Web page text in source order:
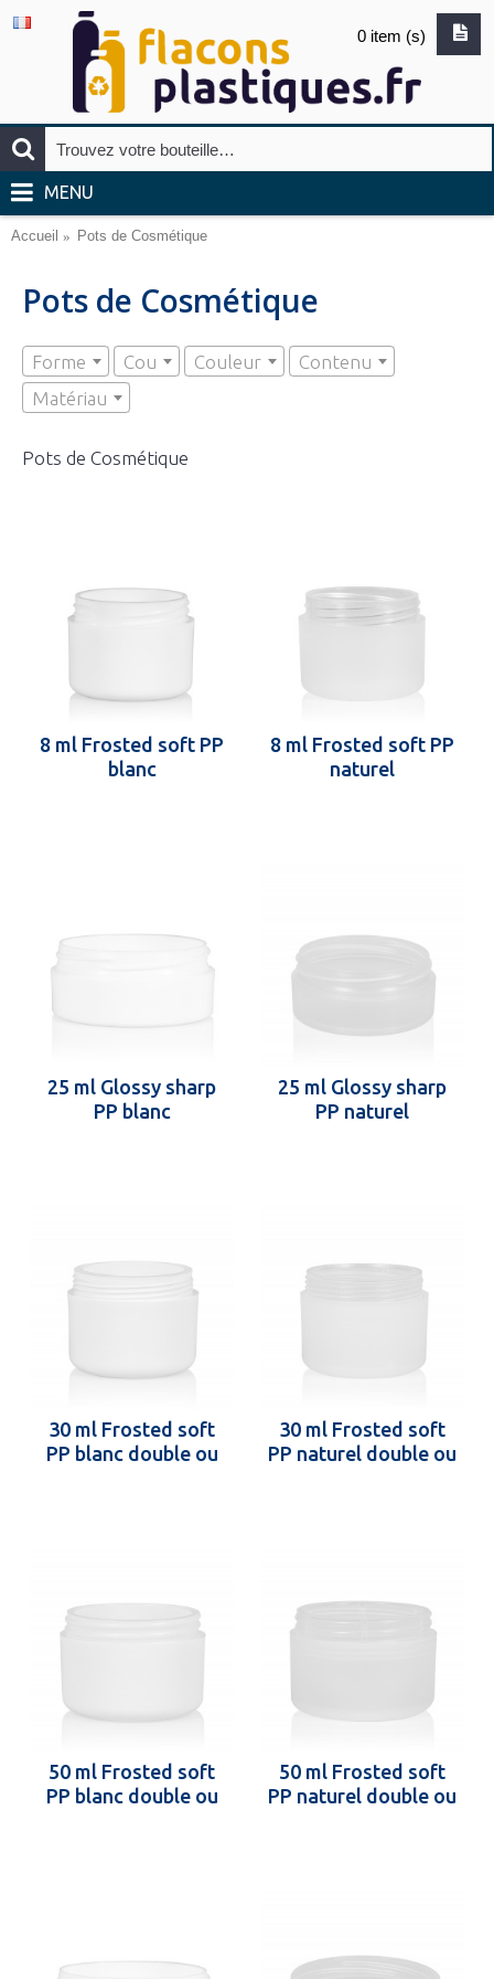
0 item (s)
MENU
Accueil Pots de Cosmétique
Pots de Cosmétique
Forme Cou Couleur
Contenu
Matériau
Pots de Cosmétique
8 ml Frosted soft PP
blanc
8 ml Frosted soft PP
naturel
25 ml Glossy sharp
PP blanc
25 ml Glossy sharp
PP naturel
30 ml Frosted soft
PP blanc double ou
30 ml Frosted soft
PP naturel double ou
50 ml Frosted soft
PP blanc double ou
50 ml Frosted soft
PP naturel double ou